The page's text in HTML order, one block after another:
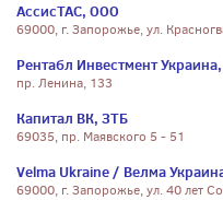
АссисТАС, ООО
69000, г. Запорожье, ул.
Рентабл Инвестмент
пр. Ленина, 133
Капитал ВК, ЗТБ
69035, пр. Маявского 5 - 51
Velma Ukraine / Велма
69000, г. Запорожье, ул. 40 лет